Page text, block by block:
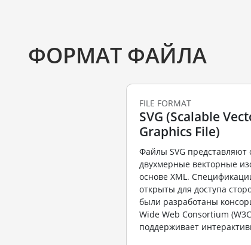
ФОРМАТ ФАЙЛА
FILE FORMAT
SVG (Scalable
Graphics File)
Файлы SVG представляют
двухмерные векторные
основе XML.
открыты для доступа
были разработаны
Wide Web Consortium
поддерживает